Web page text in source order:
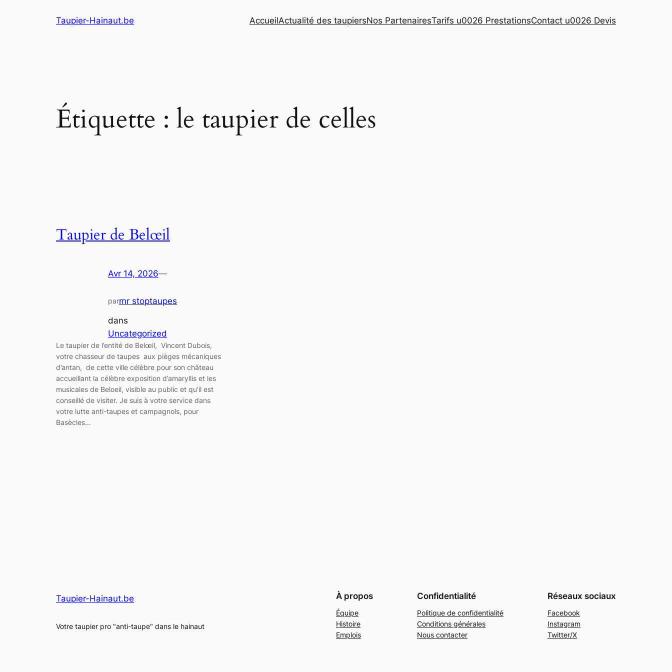
Taupier-Hainaut.be AccueilActualité des taupiersNos PartenairesTarifs u0026 PrestationsContact u0026 Devis
Étiquette : le taupier de celles
Taupier de Belœil
Avr 14, 2026—
parmr stoptaupes
dans
Uncategorized
Le taupier de l’entité de Belœil, Vincent Dubois,
votre chasseur de taupes aux pièges mécaniques
d’antan, de cette ville célèbre pour son château
accueillant la célèbre exposition d’amaryllis et les
musicales de Beloeil, visible au public et qu’il est
conseillé de visiter. Je suis à votre service dans
votre lutte anti-taupes et campagnols, pour
Basècles…
Taupier-Hainaut.be
Votre taupier pro "anti-taupe" dans le hainaut
À propos
Équipe
Histoire
Emplois
Confidentialité
Politique de confidentialité
Conditions générales
Nous contacter
Réseaux sociaux
Facebook
Instagram
Twitter/X